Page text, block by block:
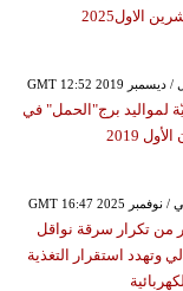
الاول2025
لمواليد برج"الحمل" في
2019
من تكرار سرقة نواقل
وتهدد استقرار التغذية